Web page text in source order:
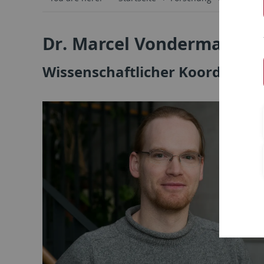
Dr. Marcel Vondermaßen
Wissenschaftlicher Koordinator